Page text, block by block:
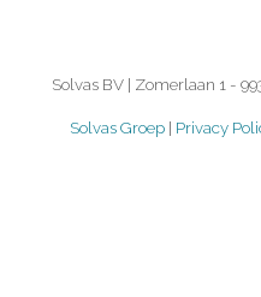
Solvas BV | Zomerlaan 1 -
Solvas Groep| Privacy